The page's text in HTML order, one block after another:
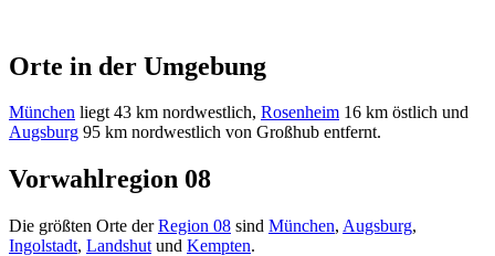
Orte in der Umgebung
München liegt 43 km nordwestlich, Rosenheim 16 km östlich und
Augsburg 95 km nordwestlich von Großhub entfernt.
Vorwahlregion 08
Die größten Orte derRegion 08 sind München, Augsburg,
Ingolstadt, Landshut und Kempten.